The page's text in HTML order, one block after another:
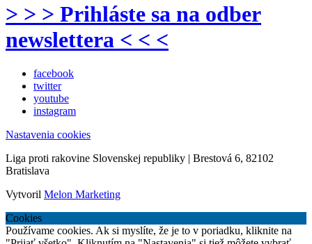
> > > Prihláste sa na odber
newslettera < < <
facebook
twitter
youtube
instagram
Nastavenia cookies
Liga proti rakovine Slovenskej republiky | Brestová 6, 82102
Bratislava
Vytvoril Melon Marketing
Cookies
Používame cookies. Ak si myslíte, že je to v poriadku, kliknite na